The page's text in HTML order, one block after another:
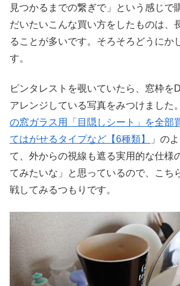
見つかるまでの繋ぎで」という感じで
だいたいこんな買い方をしたものは、
ることが多いです。そろそろどうにか
す。
ピンタレストを覗いていたら、窓枠を
アレンジしている写真をみつけました
の窓ガラス用「目隠しシート」を全部
てはがせるタイプなど【6種類】
」の
て、外からの視線も遮る実用的な仕様
てみたいな」と思っているので、こち
戦してみるつもりです。